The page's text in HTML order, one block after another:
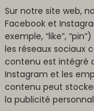
Sur notre site web,
Facebook et
exemple, “like”,
les réseaux sociaux
contenu est intégré
Instagram et les
contenu peut
la publicité